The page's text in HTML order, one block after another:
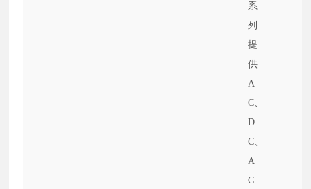
系
列
提
供
A
C、
D
C、
A
C